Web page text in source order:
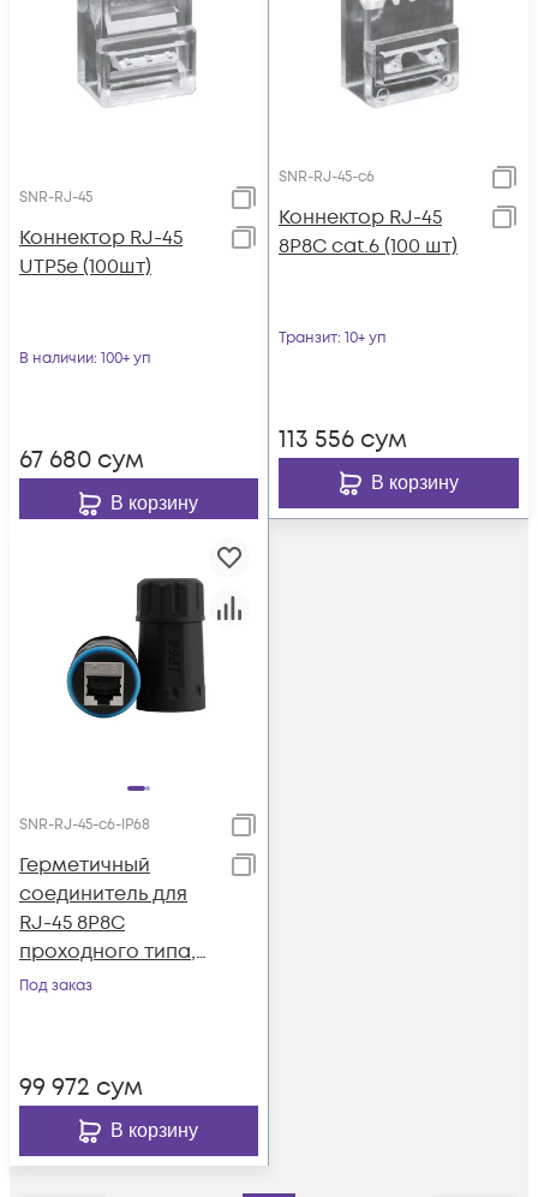
SNR-RJ-45
Коннектор RJ-45
UTP5e (100шт)
В наличии: 100+ уп
67 680 сум
В корзину
SNR-RJ-45-c6
Коннектор RJ-45
8P8C cat.6 (100 шт)
Транзит: 10+ уп
113 556 сум
В корзину
SNR-RJ-45-с6-IP68
Герметичный
соединитель для
RJ-45 8P8С
проходного типа,
cat.6, IP-68
Под заказ
99 972 сум
В корзину